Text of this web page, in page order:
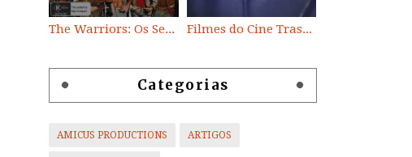
The Warriors: Os Selvagens da Noite Filmes do Cine Trash (TV BAND)
Categorias
AMICUS PRODUCTIONS ARTIGOS